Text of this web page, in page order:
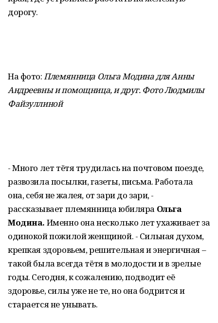
дорогу.
На фото:Племянница Ольга Модина для Анны
Андреевны и помощница, и друг. Фото Людмилы
Файзуллиной
- Много лет тётя трудилась на почтовом поезде,
развозила посылки, газеты, письма. Работала
она, себя не жалея, от зари до зари, -
рассказывает племянница юбиляра Ольга
Модина. Именно она несколько лет ухаживает за
одинокой пожилой женщиной. - Сильная духом,
крепкая здоровьем, решительная и энергичная –
такой была всегда тётя в молодости и в зрелые
годы. Сегодня, к сожалению, подводит её
здоровье, силы уже не те, но она бодрится и
старается не унывать.